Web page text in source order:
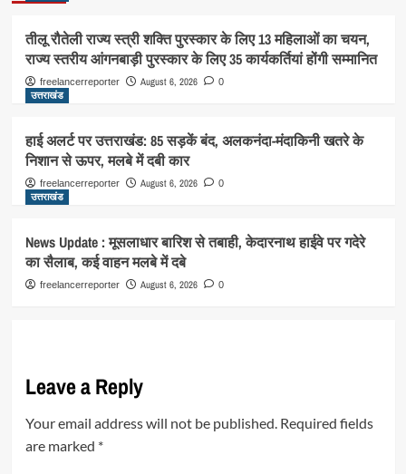
तीलू रौतेली राज्य स्त्री शक्ति पुरस्कार के लिए 13 महिलाओं का चयन,
राज्य स्तरीय आंगनबाड़ी पुरस्कार के लिए 35 कार्यकर्तियां होंगी सम्मानित
freelancerreporter August 6, 2026 0
उत्तराखंड
हाई अलर्ट पर उत्तराखंड: 85 सड़कें बंद, अलकनंदा-मंदाकिनी खतरे के
निशान से ऊपर, मलबे में दबी कार
freelancerreporter August 6, 2026 0
उत्तराखंड
News Update : मूसलाधार बारिश से तबाही, केदारनाथ हाईवे पर गदेरे
का सैलाब, कई वाहन मलबे में दबे
freelancerreporter August 6, 2026 0
Leave a Reply
Your email address will not be published. Required fields
are marked *